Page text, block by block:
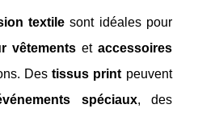
textile sont idéales pour
vêtements et accessoires
Destissus print peuvent
spéciaux, des